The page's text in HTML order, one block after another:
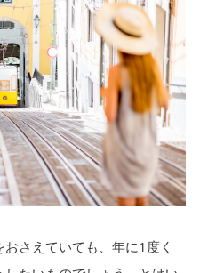
さえていても、年に1度く